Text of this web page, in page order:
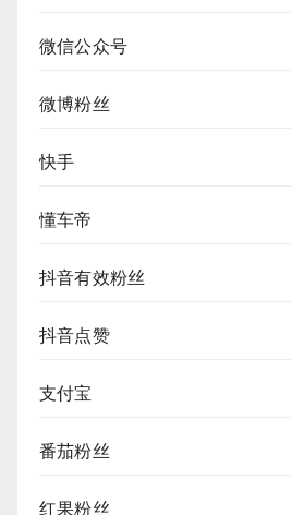
微信公众号
微博粉丝
快手
懂车帝
抖音有效粉丝
抖音点赞
支付宝
番茄粉丝
红果粉丝